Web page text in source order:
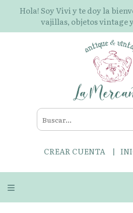
Hola! Soy Vivi y te doy la
vajillas, objetos vintage
CREAR CUENTA